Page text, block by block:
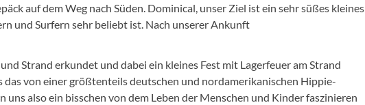
auf dem Weg nach Süden. Dominical, unser Ziel ist ein sehr süßes kleines
und Surfern sehr beliebt ist. Nach unserer Ankunft
Strand erkundet und dabei ein kleines Fest mit Lagerfeuer am Strand
das von einer größtenteils deutschen und nordamerikanischen Hippie-
also ein bisschen von dem Leben der Menschen und Kinder faszinieren